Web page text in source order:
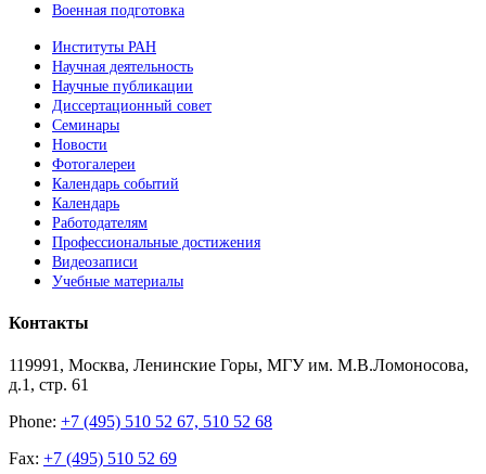
Военная подготовка
Институты РАН
Научная деятельность
Научные публикации
Диссертационный совет
Семинары
Новости
Фотогалереи
Календарь событий
Календарь
Работодателям
Профессиональные достижения
Видеозаписи
Учебные материалы
Контакты
119991, Москва, Ленинские Горы, МГУ им. М.В.Ломоносова,
д.1, стр. 61
Phone: +7 (495) 510 52 67, 510 52 68
Fax: +7 (495) 510 52 69